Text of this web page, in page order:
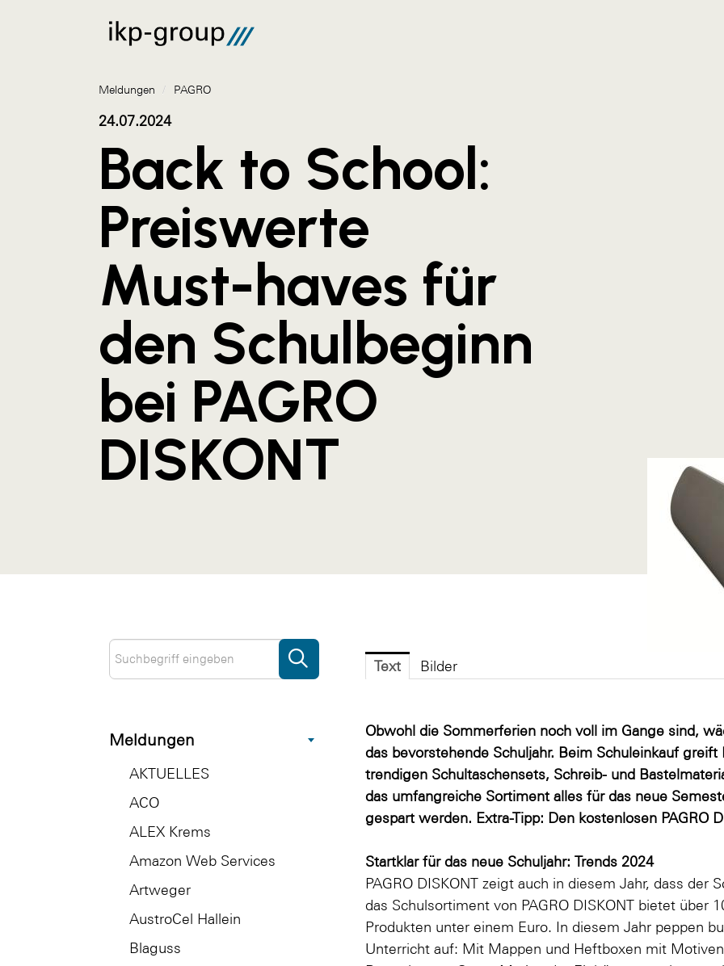
Meldungen
AKTUELLES
ACO
ALEX Krems
Amazon Web Services
Artweger
AustroCel Hallein
Blaguss
Meldungen / PAGRO
24.07.2024
Back to School:
Preiswerte
Must-haves für
den Schulbeginn
bei PAGRO
DISKONT
Text Bilder
Obwohl die Sommerferien noch voll im Gange sind,
das bevorstehende Schuljahr. Beim Schuleinkauf greift
trendigen Schultaschensets, Schreib- und
das umfangreiche Sortiment alles für das neue
gespart werden. Extra-Tipp: Den kostenlosen PAGRO
Startklar für das neue Schuljahr: Trends 2024
PAGRO DISKONT zeigt auch in diesem Jahr, dass der
das Schulsortiment von PAGRO DISKONT bietet über
Produkten unter einem Euro. In diesem Jahr peppen
Unterricht auf: Mit Mappen und Heftboxen mit